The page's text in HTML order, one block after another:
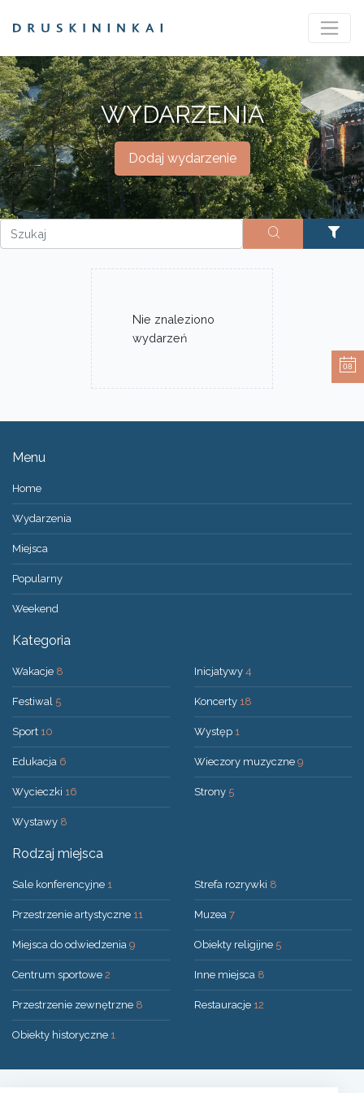
WYDARZENIA
Dodaj wydarzenie
Nie znaleziono
wydarzeń
Menu
Home
Wydarzenia
Miejsca
Popularny
Weekend
Kategoria
Wakacje 8
Festiwal 5
Sport 10
Edukacja 6
Wycieczki 16
Wystawy 8
Inicjatywy 4
Koncerty 18
Występ 1
Wieczory muzyczne 9
Strony 5
Rodzaj miejsca
Sale konferencyjne 1
Przestrzenie artystyczne 11
Miejsca do odwiedzenia 9
Centrum sportowe 2
Przestrzenie zewnętrzne 8
Obiekty historyczne 1
Strefa rozrywki 8
Muzea 7
Obiekty religijne 5
Inne miejsca 8
Restauracje 12
08